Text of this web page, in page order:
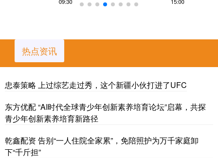
热点资讯
忠泰策略 上过综艺走过秀，这个新疆小伙打进了UFC
东方优配 “AI时代全球青少年创新素养培育论坛”启幕，共探
青少年创新素养培育新路径
乾鑫配资 告别“一人住院全家累”，免陪照护为万千家庭卸
下“千斤担”